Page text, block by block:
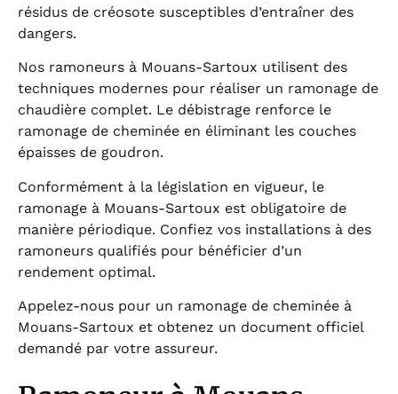
résidus de créosote susceptibles d’entraîner des
dangers.
Nos ramoneurs à Mouans-Sartoux utilisent des
techniques modernes pour réaliser un ramonage de
chaudière complet. Le débistrage renforce le
ramonage de cheminée en éliminant les couches
épaisses de goudron.
Conformément à la législation en vigueur, le
ramonage à Mouans-Sartoux est obligatoire de
manière périodique. Confiez vos installations à des
ramoneurs qualifiés pour bénéficier d’un
rendement optimal.
Appelez-nous pour un ramonage de cheminée à
Mouans-Sartoux et obtenez un document officiel
demandé par votre assureur.